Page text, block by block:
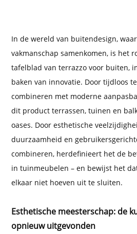
In de wereld van buitendesign,
vakmanschap samenkomen, is het
tafelblad van terrazzo voor buiten,
baken van innovatie. Door tijdloos
combineren met moderne
dit product terrassen, tuinen en
oases. Door esthetische
duurzaamheid en
combineren, herdefinieert het de
in tuinmeubelen – en bewijst het
elkaar niet hoeven uit te sluiten.
Esthetische meesterschap: de
opnieuw uitgevonden